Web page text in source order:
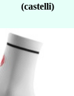
une agréable
et de
excellent
:
(castelli)